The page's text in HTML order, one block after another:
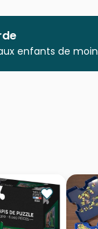
enfants de